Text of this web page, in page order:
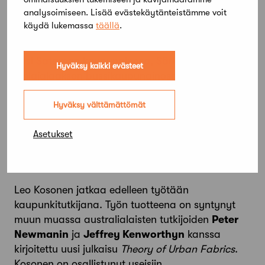
analysoimiseen. Lisää evästekäytänteistämme voit
käydä lukemassa täällä.
Hyväksy kaikki evästeet
Hyväksy välttämättömät
Asetukset
kaupunkisuunnittelukonseptin.
Mallin mukaisia Kososen suunnittelemia kohteita
uusi Sataman kaupunginosa, Särkilahden ja
kehityksen kannalta tärkeä Saaristokaupunki,
jonka keskustaan yhdistää hienosti toteutettu
Saaristokatu taiteen kaavoineen. Kuopion
arkkitehtuuripoliittisten ohjelmien (2007 ja
Leo Kosonen jatkaa edelleen työtään
kaupunkitutkijana. Työn tuotteena on syntynyt
muun muassa australialaisten tutkijoiden Peter
Newmanin ja Jeffrey Kenworthyn kanssa
kirjoitettu uusi julkaisu Theory of Urban Fabrics.